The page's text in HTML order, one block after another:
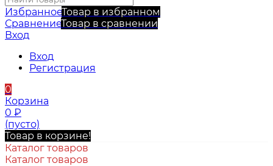
ИзбранноеТовар в избранном
СравнениеТовар в сравнении
Вход
Вход
Регистрация
0
Корзина
0 ₽
(пусто)
Товар в корзине!
Каталог товаров
Каталог товаров